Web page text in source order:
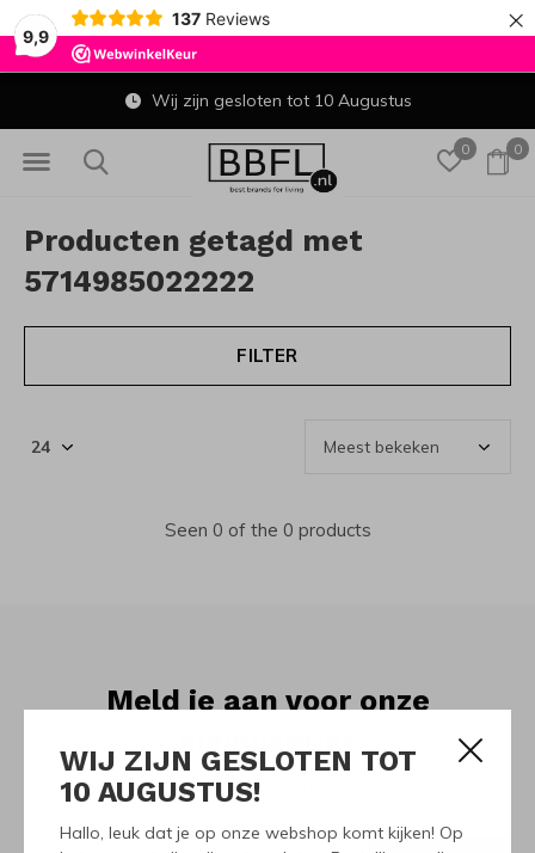
9,9
137 Reviews ×
WIJ ZIJN GESLOTEN TOT
10 AUGUSTUS!
Hallo, leuk dat je op onze webshop komt kijken! Op
0 0
Wij zijn gesloten tot 10 Augustus
Producten getagd met
5714985022222
FILTER
Seen 0 of the 0 products
Meld je aan voor onze
Ontvang de nieuwste aanbiedingen en promoties